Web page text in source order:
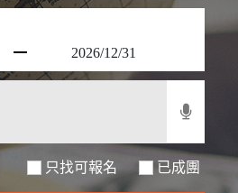
只找可報名